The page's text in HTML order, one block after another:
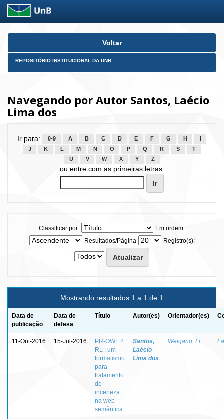
Skip
Voltar
REPOSITÓRIO INSTITUCIONAL DA UNB
Navegando por Autor Santos, Laécio
Lima dos
Ir para: 0-9 A B C D E F G H
J
K L M N O P Q R S
T
U
V W X Y Z
ou entre com as primeiras letras:
Classificar por:
Em ordem:
Resultados/Página
Registro(s):
Mostrando resultados 1 a 1 de 1
Data de
publicação
Data de
defesa
Título Autor(es) Orientador(es)
11-Out-2016 15-Jul-2016
PR-OWL 2
RL : um
formalismo
para
tratamento
de
incerteza
na web
semântica
Santos,
Laécio
Lima dos
Weigang, Li